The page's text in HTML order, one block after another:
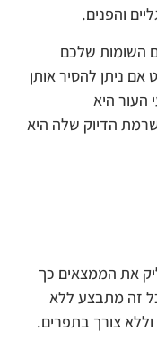
והפנים.
השומות שלכם
אם ניתן להסיר אותן
העור היא
הדיוק שלה היא
את הממצאים כך
זה מתבצע ללא
צורך בתפרים.